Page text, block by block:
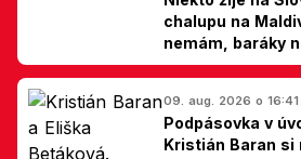
chalupu na
nemám, baráky
Slovákom
09. aug. 2026 o 16:41
Podpásovka v
Kristián Baran si